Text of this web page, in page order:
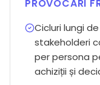
PROVOCĂRI
Cicluri lungi
stakeholderi
per persona
achiziții și